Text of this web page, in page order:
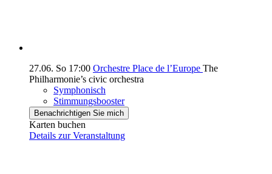
27.06. So 17:00 Orchestre Place de l’Europe The
Philharmonie’s civic orchestra
Symphonisch
Stimmungsbooster
Benachrichtigen Sie mich
Karten buchen
Details zur Veranstaltung